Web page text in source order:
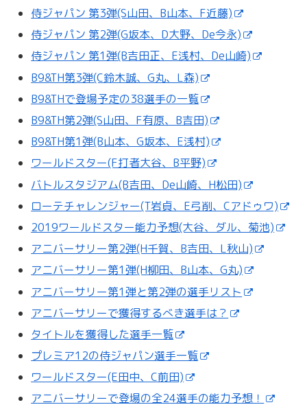
侍ジャパン 第3弾(S山田、B山本、F近藤)
侍ジャパン 第2弾(G坂本、D大野、De今永)
侍ジャパン 第1弾(B吉田正、E浅村、De山崎)
B9&TH第3弾(C鈴木誠、G丸、L森)
B9&THで登場予定の38選手の一覧
B9&TH第2弾(S山田、F有原、B吉田)
B9&TH第1弾(B山本、G坂本、E浅村)
ワールドスター(F打者大谷、B平野)
バトルスタジアム(B吉田、De山崎、H松田)
ローテチャレンジャー(T岩貞、E弓削、Cアドゥワ)
2019ワールドスター能力予想(大谷、ダル、菊池)
アニバーサリー第2弾(H千賀、B吉田、L秋山)
アニバーサリー第1弾(H柳田、B山本、G丸)
アニバーサリー第1弾と第2弾の選手リスト
アニバーサリーで獲得するべき選手は？
タイトルを獲得した選手一覧
プレミア12の侍ジャパン選手一覧
ワールドスター(E田中、C前田)
アニバーサリーで登場の全24選手の能力予想！